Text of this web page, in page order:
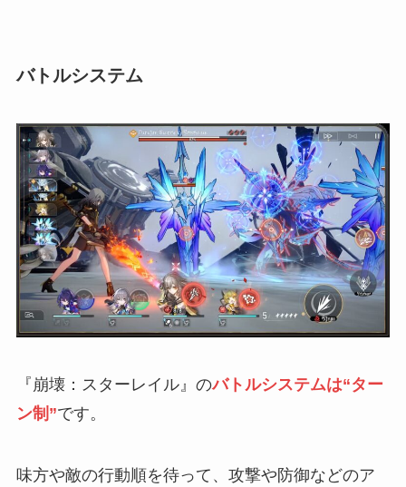
バトルシステム
『崩壊：スターレイル』のバトルシステムは“ター
ン制”です。
味方や敵の行動順を待って、攻撃や防御などのア